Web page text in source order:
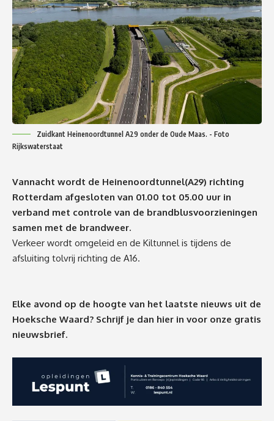
Zuidkant Heinenoordtunnel A29 onder de Oude Maas. - Foto
Rijkswaterstaat
Vannacht wordt de Heinenoordtunnel(A29) richting
Rotterdam afgesloten van 01.00 tot 05.00 uur in
verband met controle van de brandblusvoorzieningen
samen met de brandweer.
Verkeer wordt omgeleid en de Kiltunnel is tijdens de
afsluiting tolvrij richting de A16.
Elke avond op de hoogte van het laatste nieuws uit de
Hoeksche Waard? Schrijf je dan hier in voor onze gratis
nieuwsbrief.